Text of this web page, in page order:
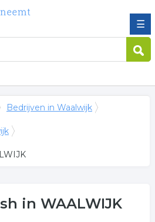
☰
Bedrijven in Waalwijk
in WAALWIJK